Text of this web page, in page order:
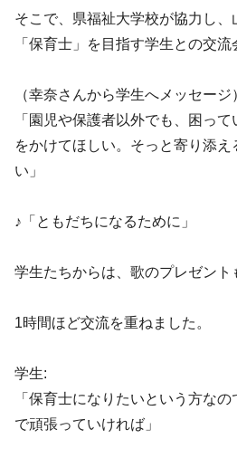
そこで、県福祉大学校が協力し、
「保育士」を目指す学生との交流
（幸奈さんから学生へメッセージ
「園児や保護者以外でも、困っ
をかけてほしい。そっと寄り添
い」
♪「ともだちになるために」
学生たちからは、歌のプレゼント
1時間ほど交流を重ねました。
学生:
「保育士になりたいという方な
で頑張っていければ」